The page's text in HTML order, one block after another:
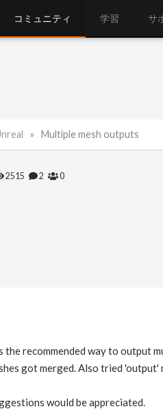
コミュニティ 学習 サ
Multiple mesh outputs
2515 2 0
the recommended way to output
got merged. Also tried
would be appreciated.